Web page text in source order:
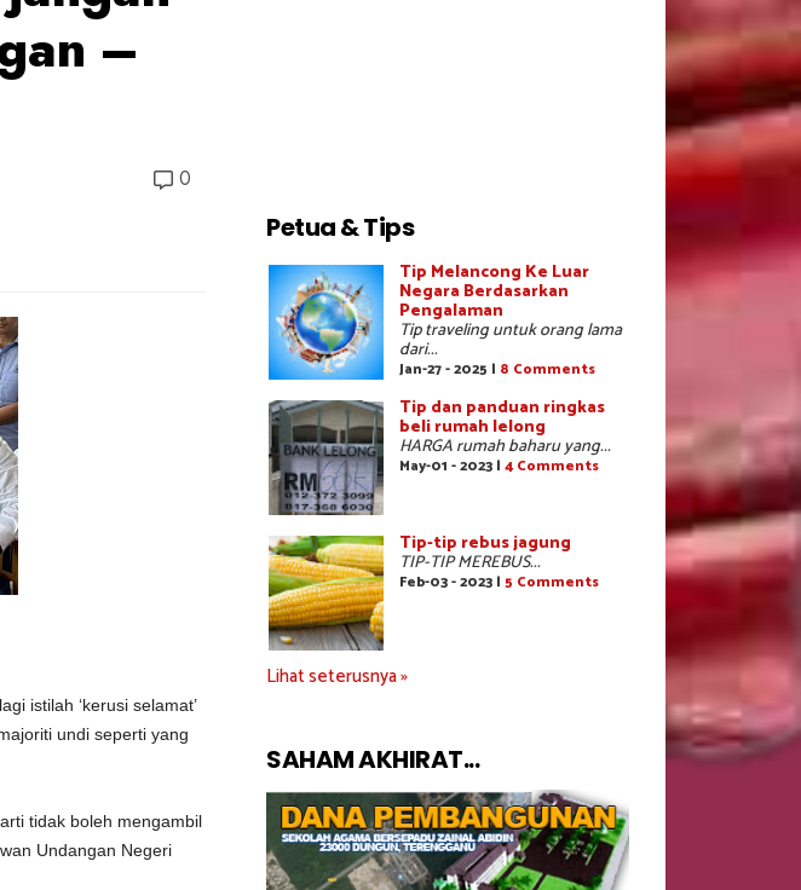
–
0
istilah ‘kerusi selamat’
undi seperti yang
tidak boleh mengambil
Undangan Negeri
Petua & Tips
Tip Melancong Ke Luar
Negara Berdasarkan
Pengalaman
Tip traveling untuk orang lama
dari...
Jan-27 - 2025 | 8 Comments
Tip dan panduan ringkas
beli rumah lelong
HARGA rumah baharu yang...
May-01 - 2023 | 4 Comments
Tip-tip rebus jagung
TIP-TIP MEREBUS...
Feb-03 - 2023 | 5 Comments
Lihat seterusnya »
SAHAM AKHIRAT...